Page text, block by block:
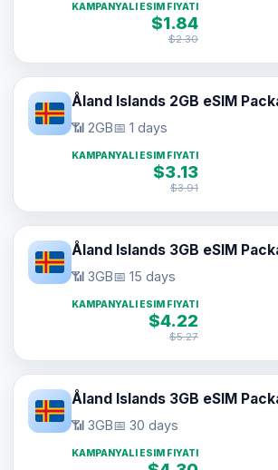
KAMPANYALI ESIM FIYATI
$1.84
$2.30
Åland Islands 2GB eSIM
📶 2GB📅 1 days
KAMPANYALI ESIM FIYATI
$3.13
$3.91
Åland Islands 3GB eSIM
📶 3GB📅 15 days
KAMPANYALI ESIM FIYATI
$4.22
$5.27
Åland Islands 3GB eSIM
📶 3GB📅 30 days
KAMPANYALI ESIM FIYATI